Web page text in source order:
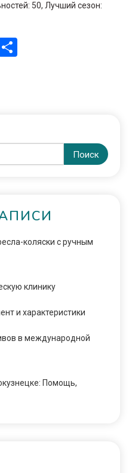
50, Лучший сезон:
Поиск
коляски с ручным
клинику
и характеристики
в международной
Помощь,